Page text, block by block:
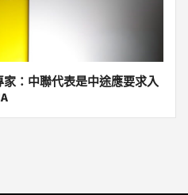
：中聯代表是中途應要求入